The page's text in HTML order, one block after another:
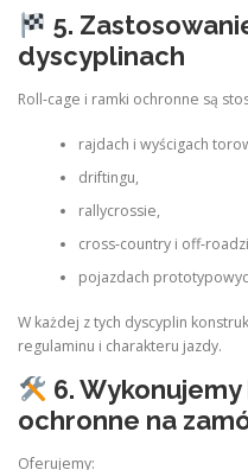
5.
dyscyplinach
Roll‑cage i ramki ochronne są
rajdach i wyścigach
driftingu,
rallycrossie,
cross‑country i
pojazdach
W każdej z tych dyscyplin
regulaminu i charakteru jazdy.
6.
ochronne na
Oferujemy: